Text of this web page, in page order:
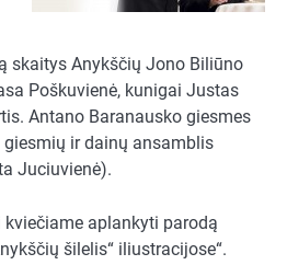
skaitys Anykščių Jono Biliūno
Poškuvienė, kunigai Justas
Antano Baranausko giesmes
ir dainų ansamblis
Juciuvienė).
aplankyti parodą
šilelis“ iliustracijose“.